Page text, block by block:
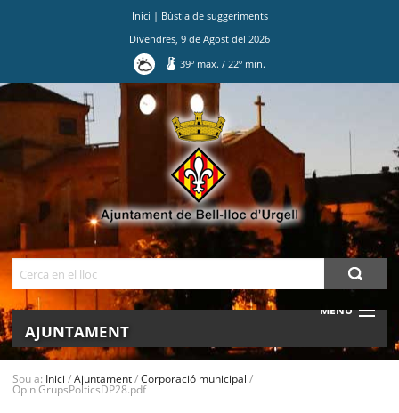
Inici | Bústia de suggeriments
Divendres 9 de Agost del 2026
39º max./ 22º min.
MENU
AJUNTAMENT
Sou a: Inici /Ajuntament/Corporació municipal /
OpiniGrupsPolticsDP28.pdf